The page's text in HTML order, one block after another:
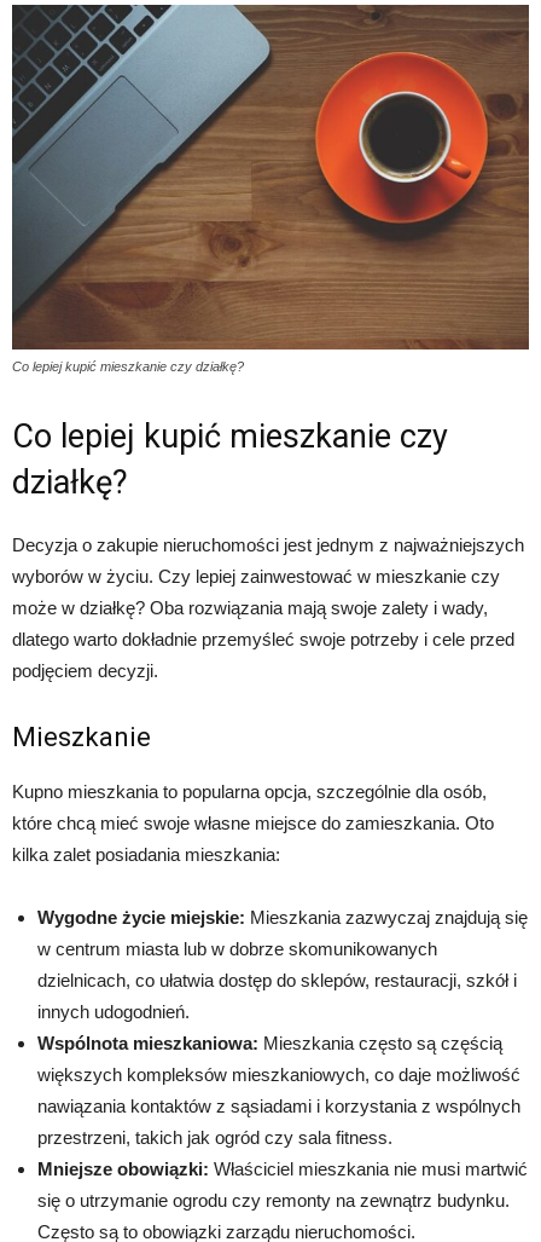
Co lepiej kupić mieszkanie czy działkę?
Co lepiej kupić mieszkanie czy
działkę?
Decyzja o zakupie nieruchomości jest jednym z najważniejszych
wyborów w życiu. Czy lepiej zainwestować w mieszkanie czy
może w działkę? Oba rozwiązania mają swoje zalety i wady,
dlatego warto dokładnie przemyśleć swoje potrzeby i cele przed
podjęciem decyzji.
Mieszkanie
Kupno mieszkania to popularna opcja, szczególnie dla osób,
które chcą mieć swoje własne miejsce do zamieszkania. Oto
kilka zalet posiadania mieszkania:
Wygodne życie miejskie: Mieszkania zazwyczaj znajdują się
w centrum miasta lub w dobrze skomunikowanych
dzielnicach, co ułatwia dostęp do sklepów, restauracji, szkół i
innych udogodnień.
Wspólnota mieszkaniowa: Mieszkania często są częścią
większych kompleksów mieszkaniowych, co daje możliwość
nawiązania kontaktów z sąsiadami i korzystania z wspólnych
przestrzeni, takich jak ogród czy sala fitness.
Mniejsze obowiązki: Właściciel mieszkania nie musi martwić
się o utrzymanie ogrodu czy remonty na zewnątrz budynku.
Często są to obowiązki zarządu nieruchomości.